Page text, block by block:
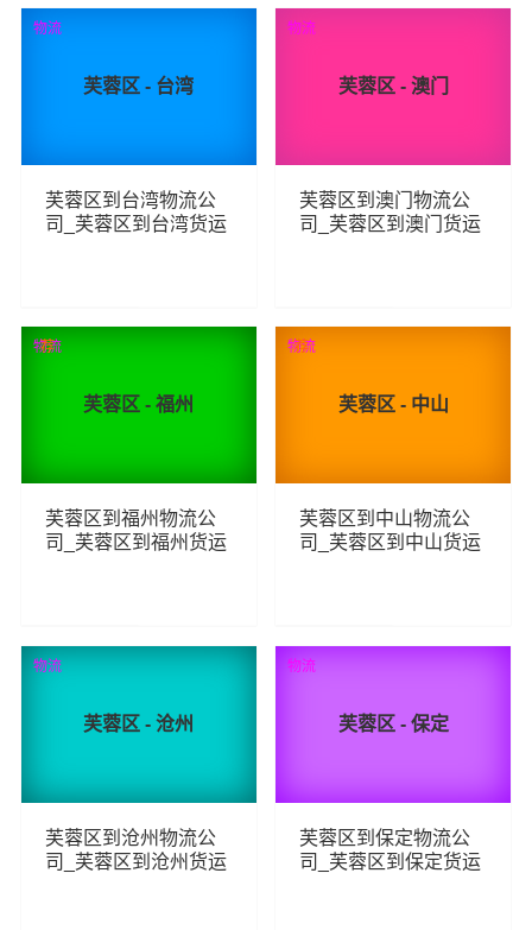
87 查看详细 224 查看详细
芙蓉区 - 台湾
芙蓉区到台湾物流公
司_芙蓉区到台湾货运
159 查看详细
物流
芙蓉区 - 澳门
芙蓉区到澳门物流公
司_芙蓉区到澳门货运
156 查看详细
物流
芙蓉区 - 福州
芙蓉区到福州物流公
司_芙蓉区到福州货运
160 查看详细
物流
荐
芙蓉区 - 中山
芙蓉区到中山物流公
司_芙蓉区到中山货运
142 查看详细
物流
荐
芙蓉区 - 沧州
芙蓉区到沧州物流公
司_芙蓉区到沧州货运
物流
芙蓉区 - 保定
芙蓉区到保定物流公
司_芙蓉区到保定货运
物流